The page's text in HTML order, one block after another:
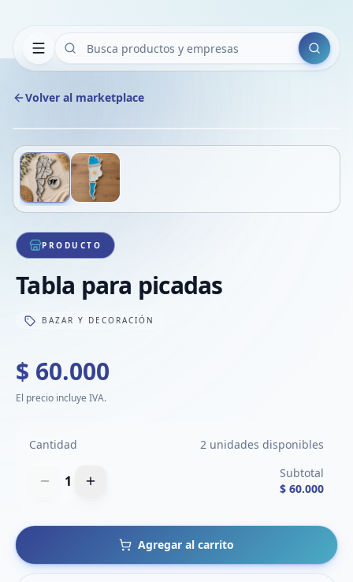
Buscar
Volver al marketplace
1/2
PRODUCTO
Tabla para picadas
BAZAR Y DECORACIÓN
$ 60.000
El precio incluye IVA.
Cantidad 2 unidades disponibles
1
Subtotal
$ 60.000
Agregar al carrito